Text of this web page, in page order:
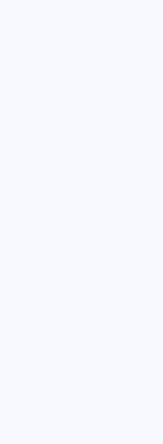
Cet
accueillir des
Voir ses
Profitez d'une
d'une vaste
Cet
leur site pour
3, place de la